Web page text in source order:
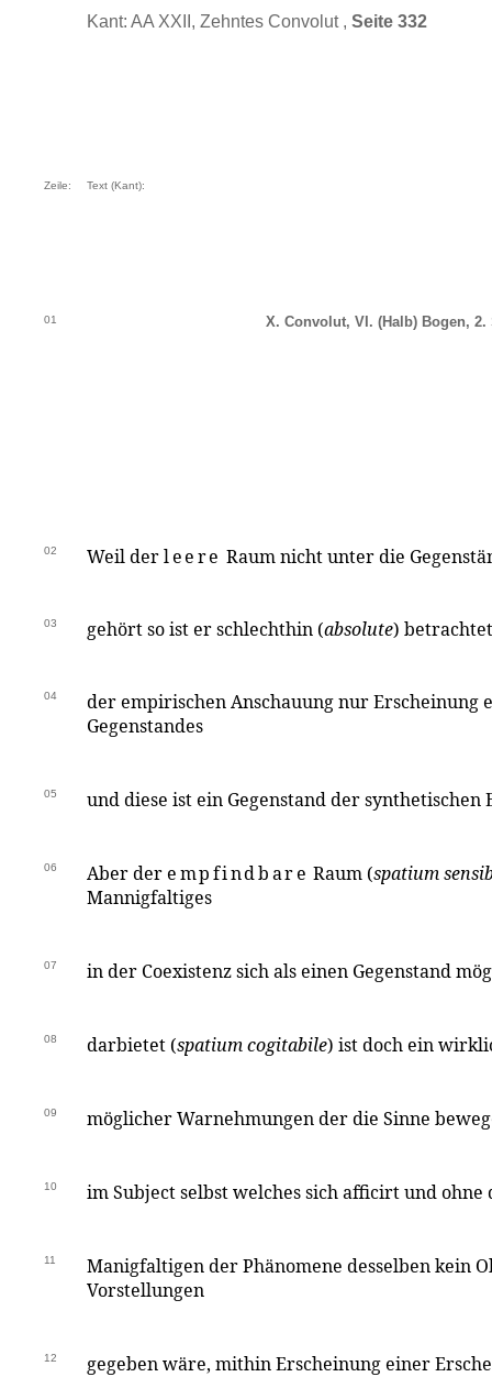
Kant: AA XXII, Zehntes Convolut , Seite 332
Zeile: Text (Kant):
01 X. Convolut, VI. (Halb) Bogen, 2.
02 Weil derleere Raum nicht unter die
03 gehört so ist er schlechthin (absolute)
04
der empirischen Anschauung nur Erscheinung
Gegenstandes
05 und diese ist ein Gegenstand der synthetischen
06 Aber derempfindbare Raum (spatium
Mannigfaltiges
07 in der Coexistenz sich als einen Gegenstand
08 darbietet (spatium cogitabile) ist doch ein
09 möglicher Warnehmungen der die Sinne
10 im Subject selbst welches sich afficirt und ohne
11
Manigfaltigen der Phänomene desselben kein
Vorstellungen
12 gegeben wäre, mithin Erscheinung einer